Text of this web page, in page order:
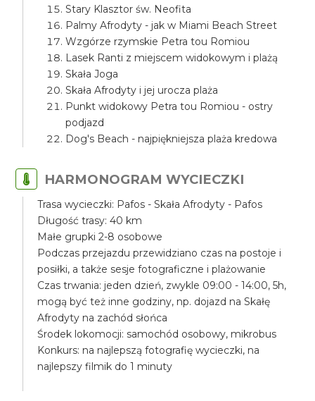
Stary Klasztor św. Neofita
Palmy Afrodyty - jak w Miami Beach Street
Wzgórze rzymskie Petra tou Romiou
Lasek Ranti z miejscem widokowym i plażą
Skała Joga
Skała Afrodyty i jej urocza plaża
Punkt widokowy Petra tou Romiou - ostry
podjazd
Dog's Beach - najpiękniejsza plaża kredowa
HARMONOGRAM WYCIECZKI
Trasa wycieczki: Pafos - Skała Afrodyty - Pafos
Długość trasy: 40 km
Małe grupki 2-8 osobowe
Podczas przejazdu przewidziano czas na postoje i
posiłki, a także sesje fotograficzne i plażowanie
Czas trwania: jeden dzień, zwykle 09:00 - 14:00, 5h,
mogą być też inne godziny, np. dojazd na Skałę
Afrodyty na zachód słońca
Środek lokomocji: samochód osobowy, mikrobus
Konkurs: na najlepszą fotografię wycieczki, na
najlepszy filmik do 1 minuty